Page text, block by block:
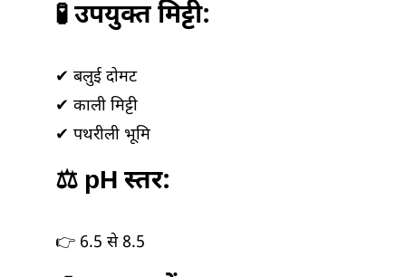
🧪 उपयुक्त मिट्टी:
✔ बलुई दोमट
✔ काली मिट्टी
✔ पथरीली भूमि
⚖️ pH स्तर:
👉 6.5 से 8.5